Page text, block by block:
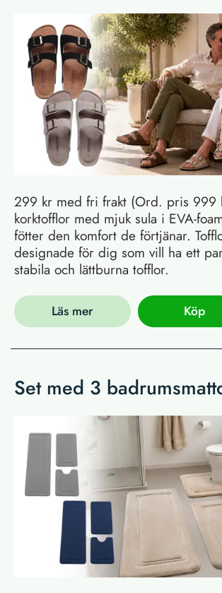
299 kr med fri frakt (Ord. pris 999
korktofflor med mjuk sula i EVA-
fötter den komfort de förtjänar.
designade för dig som vill ha ett
stabila och lättburna tofflor.
Läs mer Köp
Set med 3